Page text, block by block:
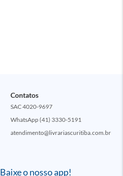
Baixe o nosso app!
Contatos
SAC 4020-9697
WhatsApp (41) 3330-5191
atendimento@livrariascuritiba.com.br